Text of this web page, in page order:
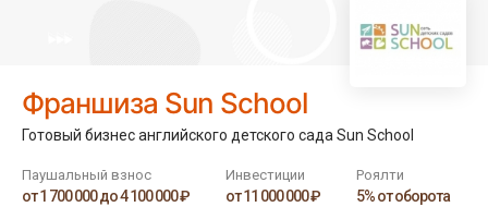
Франшиза Sun School
Готовый бизнес английского детского сада Sun School
Паушальный взнос
от 1 700 000 до 4 100 000 ₽
Инвестиции
от 11 000 000 ₽
Роялти
5% от оборота